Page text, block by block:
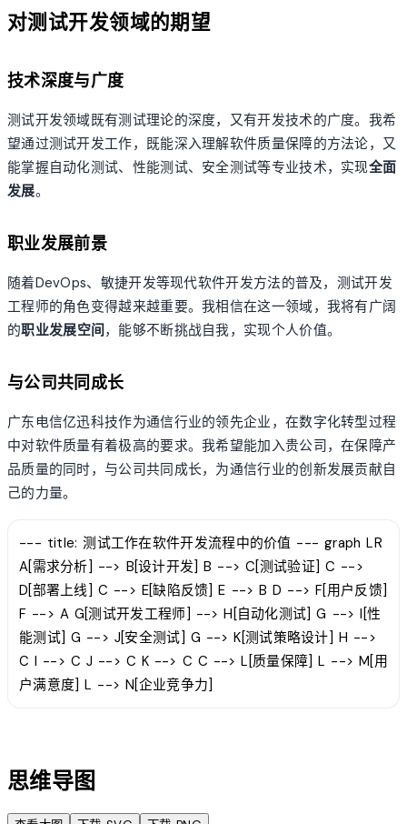
对测试开发领域的期望
技术深度与广度
测试开发领域既有测试理论的深度，又有开发技术的广度。我希
望通过测试开发工作，既能深入理解软件质量保障的方法论，又
能掌握自动化测试、性能测试、安全测试等专业技术，实现全面
发展。
职业发展前景
随着DevOps、敏捷开发等现代软件开发方法的普及，测试开发
工程师的角色变得越来越重要。我相信在这一领域，我将有广阔
的职业发展空间 ，能够不断挑战自我，实现个人价值。
与公司共同成长
广东电信亿迅科技作为通信行业的领先企业，在数字化转型过程
中对软件质量有着极高的要求。我希望能加入贵公司，在保障产
品质量的同时，与公司共同成长，为通信行业的创新发展贡献自
己的力量。
--- title: 测试工作在软件开发流程中的价值 --- graph LR
A[需求分析] --> B[设计开发] B --> C[测试验证] C -->
D[部署上线] C --> E[缺陷反馈] E --> B D --> F[用户反馈]
F --> A G[测试开发工程师] --> H[自动化测试] G --> I[性
能测试] G --> J[安全测试] G --> K[测试策略设计] H -->
C I --> C J --> C K --> C C --> L[质量保障] L --> M[用
户满意度] L --> N[企业竞争力]
思维导图